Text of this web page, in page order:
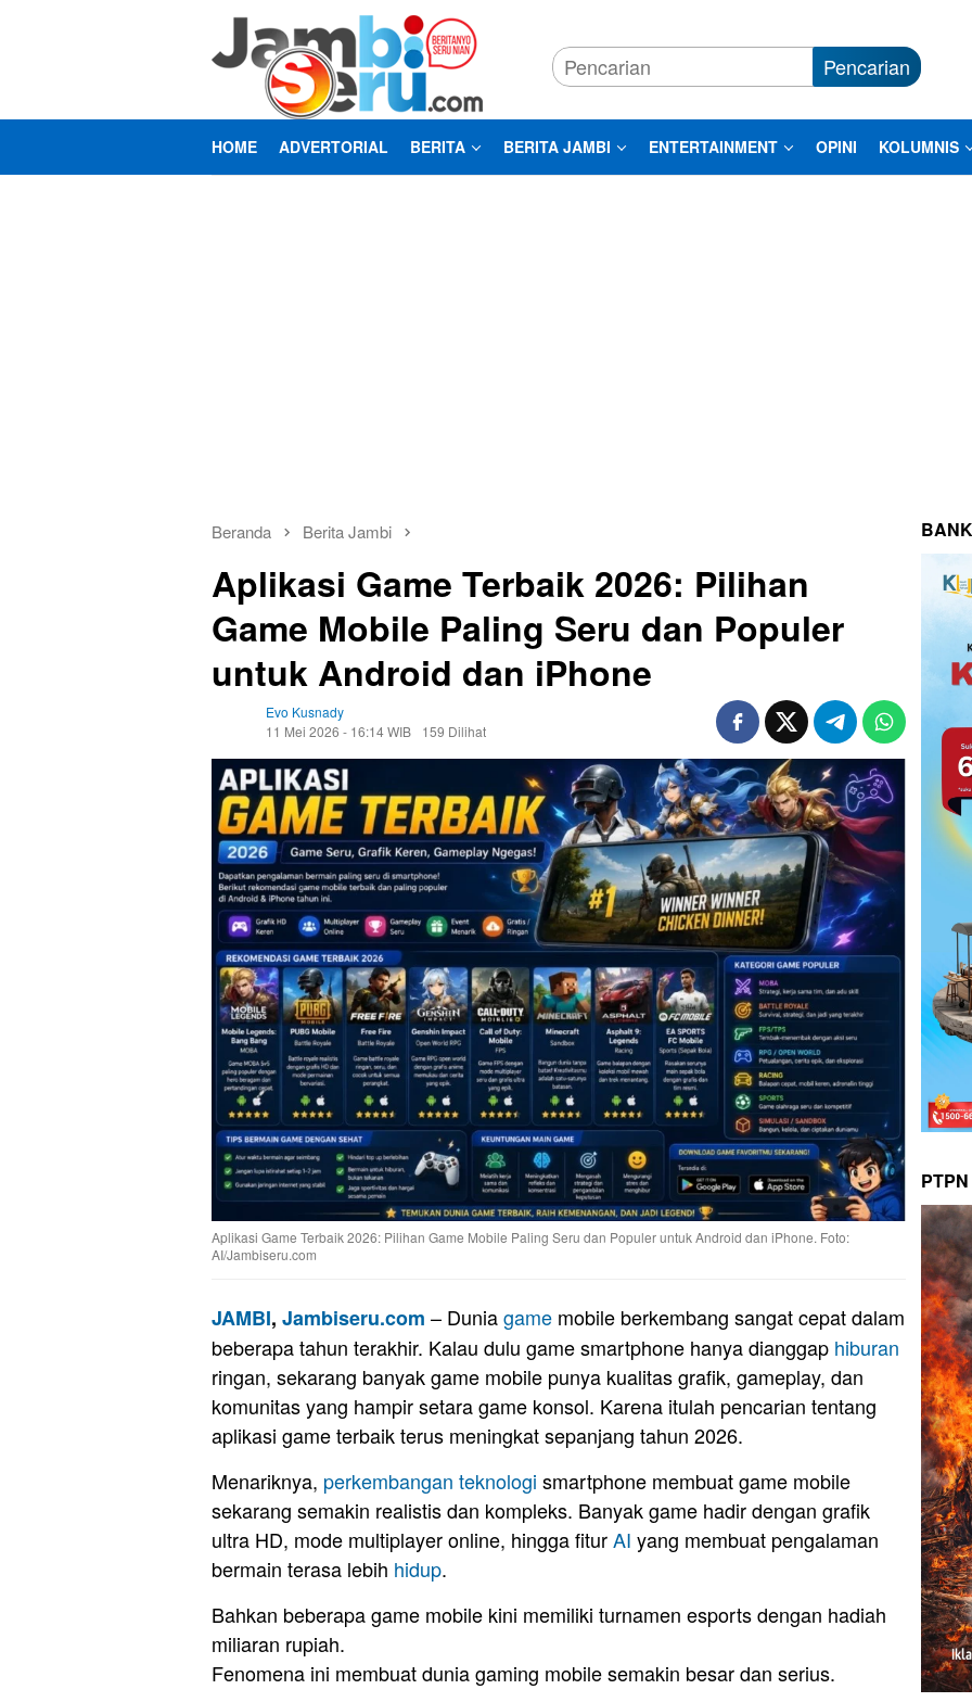
Pencarian
HOME ADVERTORIAL BERITA BERITA JAMBI ENTERTAINMENT OPINI KOLUMNIS
Beranda Berita Jambi
Aplikasi Game Terbaik 2026: Pilihan
Game Mobile Paling Seru dan Populer
untuk Android dan iPhone
Evo Kusnady
11 Mei 2026 - 16:14 WIB
159 Dilihat
Aplikasi Game Terbaik 2026: Pilihan Game Mobile Paling Seru dan Populer untuk Android dan iPhone. Foto:
AI/Jambiseru.com
JAMBI, Jambiseru.com – Duniagame mobile berkembang sangat cepat dalam
beberapa tahun terakhir. Kalau dulu game smartphone hanya dianggap hiburan
ringan, sekarang banyak game mobile punya kualitas grafik, gameplay, dan
komunitas yang hampir setara game konsol. Karena itulah pencarian tentang
aplikasi game terbaik terus meningkat sepanjang tahun 2026.
Menariknya, perkembangan teknologi smartphone membuat game mobile
sekarang semakin realistis dan kompleks. Banyak game hadir dengan grafik
ultra HD, mode multiplayer online, hingga fiturAI yang membuat pengalaman
bermain terasa lebih hidup.
Bahkan beberapa game mobile kini memiliki turnamen esports dengan hadiah
miliaran rupiah.
Fenomena ini membuat dunia gaming mobile semakin besar dan serius.